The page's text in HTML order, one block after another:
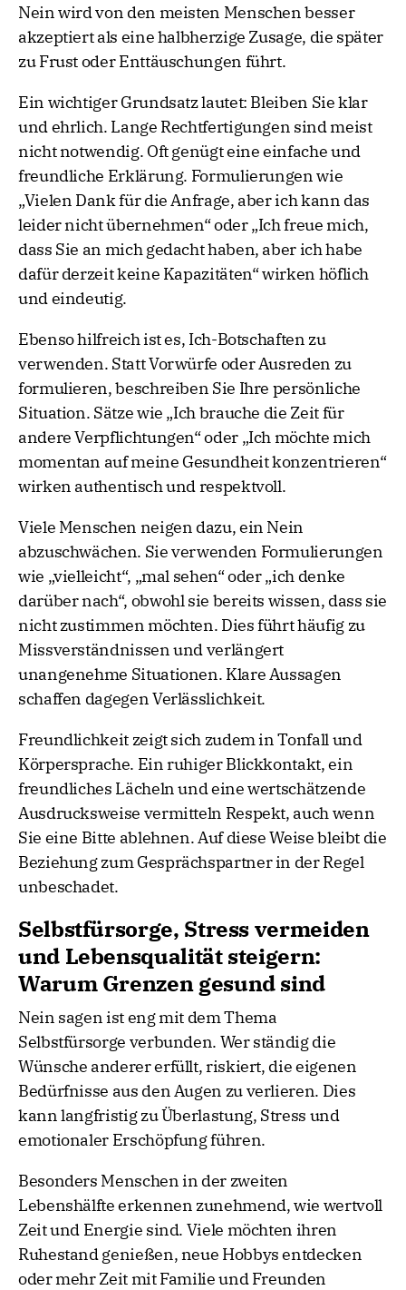
Nein wird von den meisten Menschen besser
akzeptiert als eine halbherzige Zusage, die später
zu Frust oder Enttäuschungen führt.
Ein wichtiger Grundsatz lautet: Bleiben Sie klar
und ehrlich. Lange Rechtfertigungen sind meist
nicht notwendig. Oft genügt eine einfache und
freundliche Erklärung. Formulierungen wie
„Vielen Dank für die Anfrage, aber ich kann das
leider nicht übernehmen“ oder „Ich freue mich,
dass Sie an mich gedacht haben, aber ich habe
dafür derzeit keine Kapazitäten“ wirken höflich
und eindeutig.
Ebenso hilfreich ist es, Ich-Botschaften zu
verwenden. Statt Vorwürfe oder Ausreden zu
formulieren, beschreiben Sie Ihre persönliche
Situation. Sätze wie „Ich brauche die Zeit für
andere Verpflichtungen“ oder „Ich möchte mich
momentan auf meine Gesundheit konzentrieren“
wirken authentisch und respektvoll.
Viele Menschen neigen dazu, ein Nein
abzuschwächen. Sie verwenden Formulierungen
wie „vielleicht“, „mal sehen“ oder „ich denke
darüber nach“, obwohl sie bereits wissen, dass sie
nicht zustimmen möchten. Dies führt häufig zu
Missverständnissen und verlängert
unangenehme Situationen. Klare Aussagen
schaffen dagegen Verlässlichkeit.
Freundlichkeit zeigt sich zudem in Tonfall und
Körpersprache. Ein ruhiger Blickkontakt, ein
freundliches Lächeln und eine wertschätzende
Ausdrucksweise vermitteln Respekt, auch wenn
Sie eine Bitte ablehnen. Auf diese Weise bleibt die
Beziehung zum Gesprächspartner in der Regel
unbeschadet.
Selbstfürsorge, Stress vermeiden
und Lebensqualität steigern:
Warum Grenzen gesund sind
Nein sagen ist eng mit dem Thema
Selbstfürsorge verbunden. Wer ständig die
Wünsche anderer erfüllt, riskiert, die eigenen
Bedürfnisse aus den Augen zu verlieren. Dies
kann langfristig zu Überlastung, Stress und
emotionaler Erschöpfung führen.
Besonders Menschen in der zweiten
Lebenshälfte erkennen zunehmend, wie wertvoll
Zeit und Energie sind. Viele möchten ihren
Ruhestand genießen, neue Hobbys entdecken
oder mehr Zeit mit Familie und Freunden